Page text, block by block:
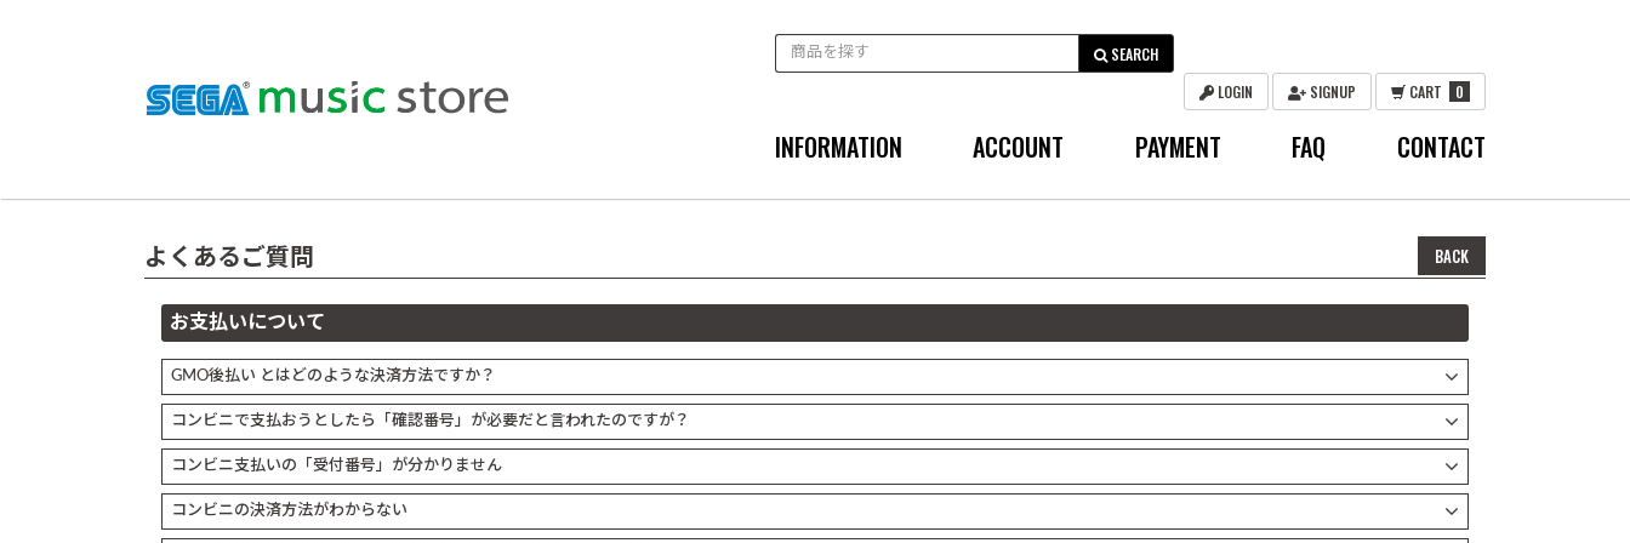
SEARCH
LOGIN
SIGNUP CART 0
INFORMATION ACCOUNT PAYMENT FAQ CONTACT
よくあるご質問 BACK
お支払いについて
GMO後払い とはどのような決済方法ですか？
コンビニで支払おうとしたら「確認番号」が必要だと言われたのですが？
コンビニ支払いの「受付番号」が分かりません
コンビニの決済方法がわからない